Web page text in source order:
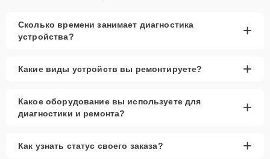
Сколько времени занимает диагностика
устройства?
+
Какие виды устройств вы ремонтируете? +
Какое оборудование вы используете для
диагностики и ремонта?
+
Как узнать статус своего заказа? +